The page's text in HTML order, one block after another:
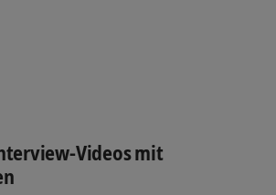
Videos mit